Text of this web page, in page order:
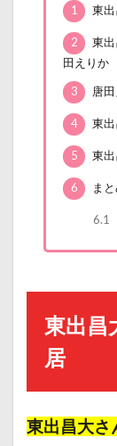
1 東
2
東
田えりか
3
唐
4 東
5 東
6 ま
6.1
東出昌
居
東出昌大さ